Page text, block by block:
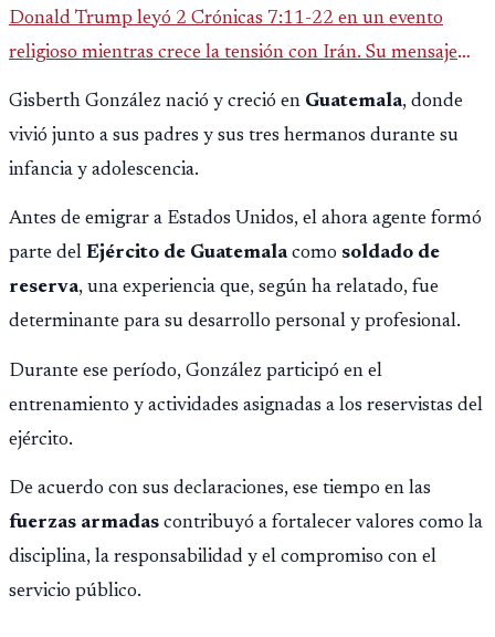
Donald Trump leyó 2 Crónicas 7:11-22 en un evento
religioso mientras crece la tensión con Irán. Su mensaje
reaviva el debate político, religioso y diplomático.
Gisberth González nació y creció en Guatemala, donde
vivió junto a sus padres y sus tres hermanos durante su
infancia y adolescencia.
Antes de emigrar a Estados Unidos, el ahora agente formó
parte del Ejército de Guatemalacomo soldado de
reserva, una experiencia que, según ha relatado, fue
determinante para su desarrollo personal y profesional.
Durante ese período, González participó en el
entrenamiento y actividades asignadas a los reservistas del
ejército.
De acuerdo con sus declaraciones, ese tiempo en las
fuerzas armadas contribuyó a fortalecer valores como la
disciplina, la responsabilidad y el compromiso con el
servicio público.